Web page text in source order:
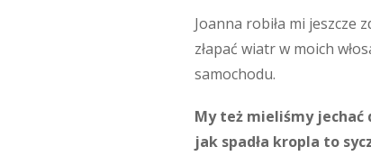
Joanna robiła mi jeszcze
złapać wiatr w moich
samochodu.
My też mieliśmy jechać
jak spadła kropla to